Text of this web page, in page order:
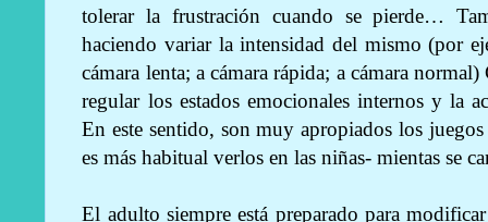
tolerar la frustración cuando se pierde…
haciendo variar la intensidad del mismo (por
cámara lenta; a cámara rápida; a cámara
regular los estados emocionales internos y la
En este sentido, son muy apropiados los
es más habitual verlos en las niñas- mientas se
El adulto siempre está preparado para